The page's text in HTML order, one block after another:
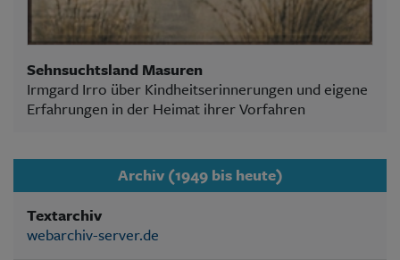
Sehnsuchtsland Masuren
Irmgard Irro über Kindheitserinnerungen und eigene
Erfahrungen in der Heimat ihrer Vorfahren
Archiv (1949 bis heute)
Textarchiv
webarchiv-server.de